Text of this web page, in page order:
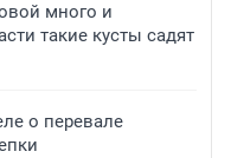
много и
такие кусты садят
о перевале